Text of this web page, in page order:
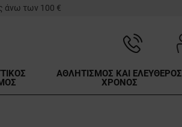
άνω των 100 €
ΑΘΛΗΤΙΣΜΟΣ ΚΑΙ ΕΛΕΥΘΕΡΟΣ
ΧΡΟΝΟΣ